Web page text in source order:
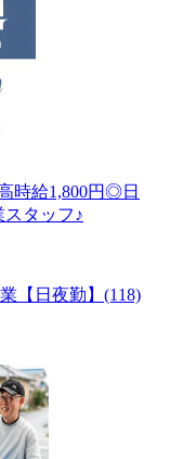
時給1,800円◎日
タッフ♪
【日夜勤】(118)